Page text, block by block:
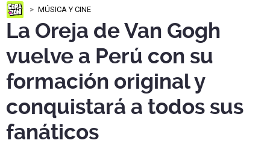
MÚSICA Y CINE
La Oreja de Van Gogh
vuelve a Perú con su
formación original y
conquistará a todos sus
fanáticos